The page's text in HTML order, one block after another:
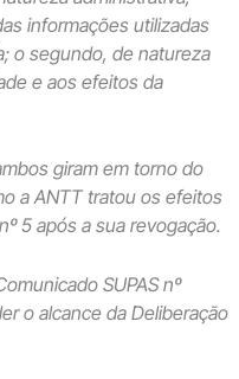
informações utilizadas
o segundo, de natureza
e aos efeitos da
giram em torno do
a ANTT tratou os efeitos
5 após a sua revogação.
SUPAS nº
o alcance da Deliberação